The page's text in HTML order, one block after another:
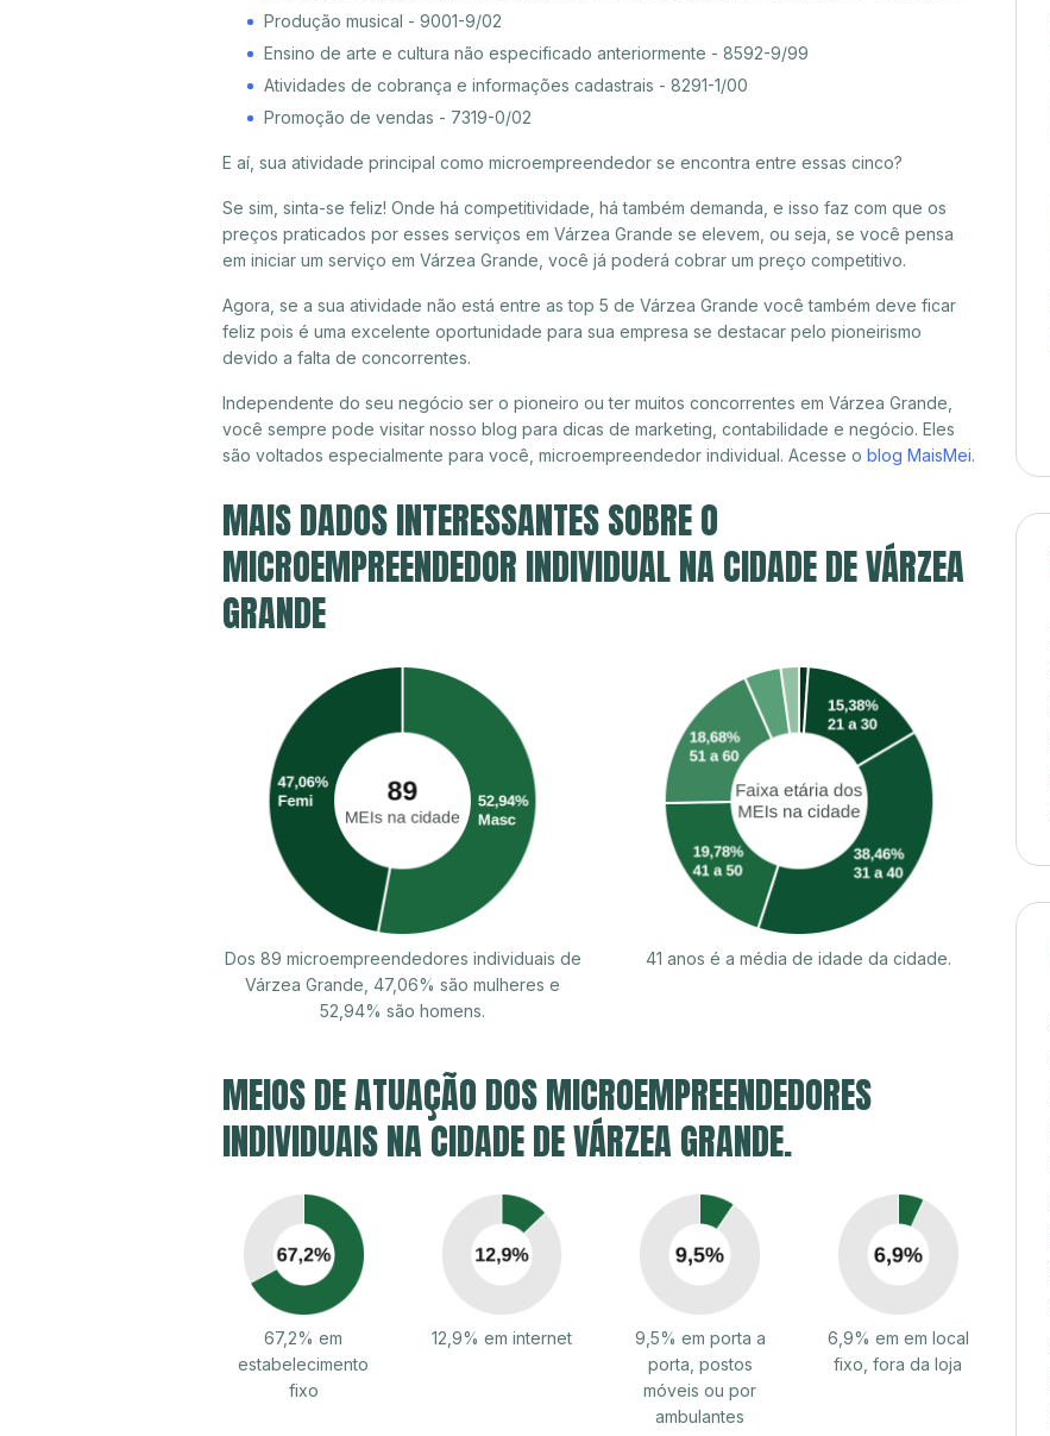
Produção musical - 9001-9/02
Ensino de arte e cultura não especificado anteriormente - 8592-9/99
Atividades de cobrança e informações cadastrais - 8291-1/00
Promoção de vendas - 7319-0/02
E aí, sua atividade principal como microempreendedor se encontra entre essas cinco?
Se sim, sinta-se feliz! Onde há competitividade, há também demanda, e isso faz com que os
preços praticados por esses serviços em Várzea Grande se elevem, ou seja, se você pensa
em iniciar um serviço em Várzea Grande, você já poderá cobrar um preço competitivo.
Agora, se a sua atividade não está entre as top 5 de Várzea Grande você também deve ficar
feliz pois é uma excelente oportunidade para sua empresa se destacar pelo pioneirismo
devido a falta de concorrentes.
Independente do seu negócio ser o pioneiro ou ter muitos concorrentes em Várzea Grande,
você sempre pode visitar nosso blog para dicas de marketing, contabilidade e negócio. Eles
são voltados especialmente para você, microempreendedor individual. Acesse o blog MaisMei.
MAIS DADOS INTERESSANTES SOBRE O
MICROEMPREENDEDOR INDIVIDUAL NA CIDADE DE VÁRZEA
GRANDE
Dos 89 microempreendedores individuais de
Várzea Grande, 47,06% são mulheres e
52,94% são homens.
41 anos é a média de idade da cidade.
MEIOS DE ATUAÇÃO DOS MICROEMPREENDEDORES
INDIVIDUAIS NA CIDADE DE VÁRZEA GRANDE.
67,2% em
estabelecimento
fixo
12,9% em internet
9,5% em porta a
porta, postos
móveis ou por
ambulantes
6,9% em em local
fixo, fora da loja